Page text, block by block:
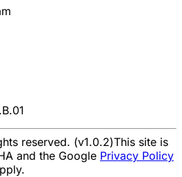
reserved. (v1.0.2)This site is
and the Google Privacy Policy